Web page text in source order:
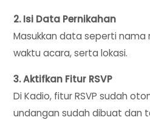
2. Isi Data Pernikahan
Masukkan data seperti
waktu acara, serta lokasi.
3. Aktifkan Fitur RSVP
Di Kadio, fitur RSVP sudah
undangan sudah dibuat dan